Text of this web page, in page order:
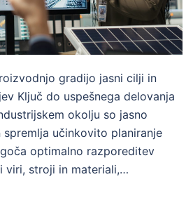
gradijo jasni cilji in
Ključ do uspešnega delovanja
okolju so jasno
učinkovito planiranje
optimalno razporeditev
viri, stroji in materiali,…